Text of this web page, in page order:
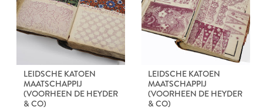
LEIDSCHE KATOEN
MAATSCHAPPIJ
(VOORHEEN DE HEYDER
& CO)
LEIDSCHE KATOEN
MAATSCHAPPIJ
(VOORHEEN DE HEYDER
& CO)